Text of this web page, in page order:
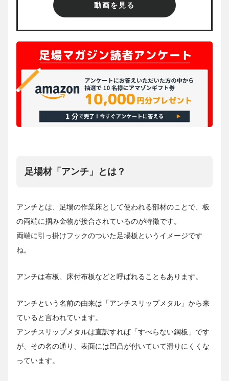
動画を見る
足場材「アンチ」とは？
アンチとは、足場の作業床として使われる部材のことで、板
の両端に掴み金物が接合されているのが特徴です。
両端に引っ掛けフックのついた足場板というイメージです
ね。
アンチは布板、床付布板などと呼ばれることもあります。
アンチという名前の由来は「アンチスリップメタル」から来
ていると言われています。
アンチスリップメタルは直訳すれば「すべらない鋼板」です
が、その名の通り、表面には凹凸が付いていて滑りにくくな
っています。